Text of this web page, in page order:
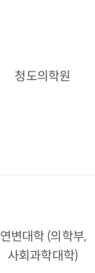
청도의학원
연변대학 (의학부,
사회과학대학)